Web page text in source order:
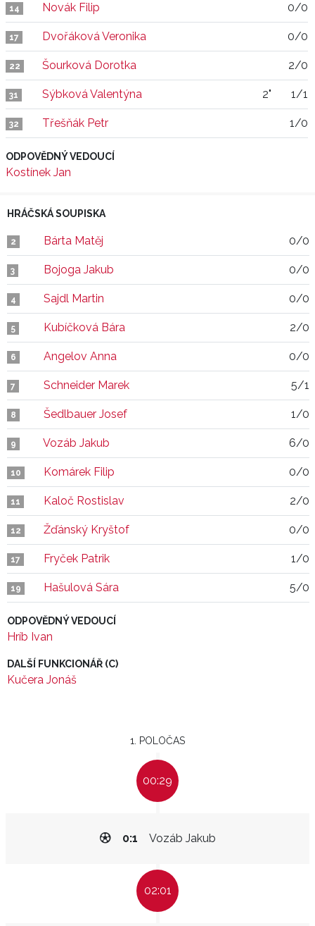
14 Novák Filip 0/0
17 Dvořáková Veronika 0/0
22 Šourková Dorotka 2/0
31 Sýbková Valentýna 2" 1/1
32 Třešňák Petr 1/0
ODPOVĚDNÝ VEDOUCÍ
Kostínek Jan
HRÁČSKÁ SOUPISKA
2 Bárta Matěj 0/0
3 Bojoga Jakub 0/0
4 Sajdl Martin 0/0
5 Kubíčková Bára 2/0
6 Angelov Anna 0/0
7 Schneider Marek 5/1
8 Šedlbauer Josef 1/0
9 Vozáb Jakub 6/0
10 Komárek Filip 0/0
11 Kaloč Rostislav 2/0
12 Žďánský Kryštof 0/0
17 Fryček Patrik 1/0
19 Hašulová Sára 5/0
ODPOVĚDNÝ VEDOUCÍ
Hríb Ivan
DALŠÍ FUNKCIONÁŘ (C)
Kučera Jonáš
1. POLOČAS
00:29
Vozáb Jakub
0:1
02:01